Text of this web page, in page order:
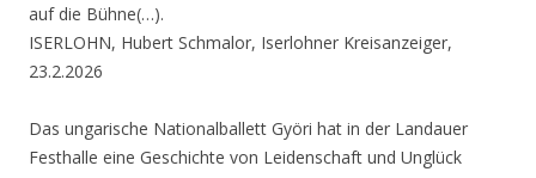
auf die Bühne(…).
ISERLOHN, Hubert Schmalor, Iserlohner Kreisanzeiger,
23.2.2026
Das ungarische Nationalballett Györi hat in der Landauer
Festhalle eine Geschichte von Leidenschaft und Unglück